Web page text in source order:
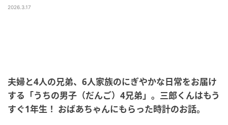
2026.3.17
夫婦と4人の兄弟、6人家族のにぎやかな日常をお届け
する「うちの男子（だんご）4兄弟」。三郎くんはもう
すぐ1年生！ おばあちゃんにもらった時計のお話。